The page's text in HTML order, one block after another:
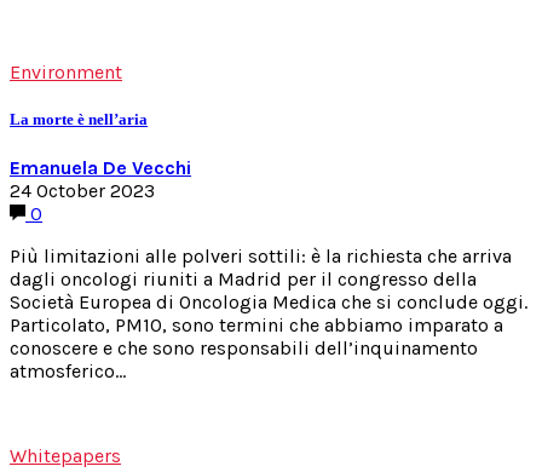
Environment
La morte è nell’aria
Emanuela De Vecchi
24 October 2023
0
Più limitazioni alle polveri sottili: è la richiesta che arriva
dagli oncologi riuniti a Madrid per il congresso della
Società Europea di Oncologia Medica che si conclude oggi.
Particolato, PM10, sono termini che abbiamo imparato a
conoscere e che sono responsabili dell’inquinamento
atmosferico…
Whitepapers